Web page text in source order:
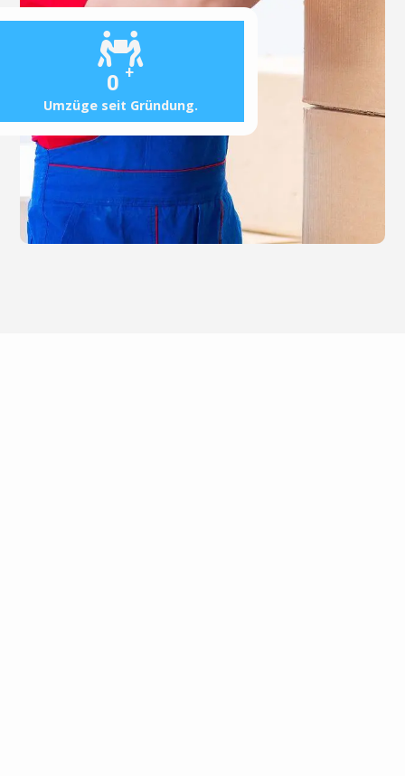
0 +
Umzüge seit Gründung.